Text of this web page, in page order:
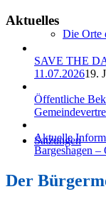
Die Orte
Satzungen
Aktuelles
SAVE THE
11.07.202619.
Öffentliche
Aktuelle
Bargeshagen –
Der